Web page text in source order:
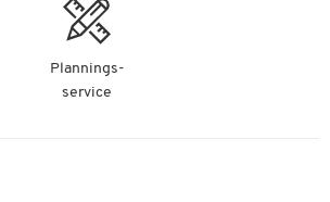
Plannings-
service